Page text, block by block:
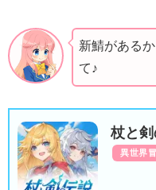
新鯖がある
て♪
杖と
異世界